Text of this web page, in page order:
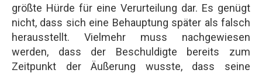
größte Hürde für eine Verurteilung dar. Es genügt
nicht, dass sich eine Behauptung später als falsch
herausstellt. Vielmehr muss nachgewiesen
werden, dass der Beschuldigte bereits zum
Zeitpunkt der Äußerung wusste, dass seine